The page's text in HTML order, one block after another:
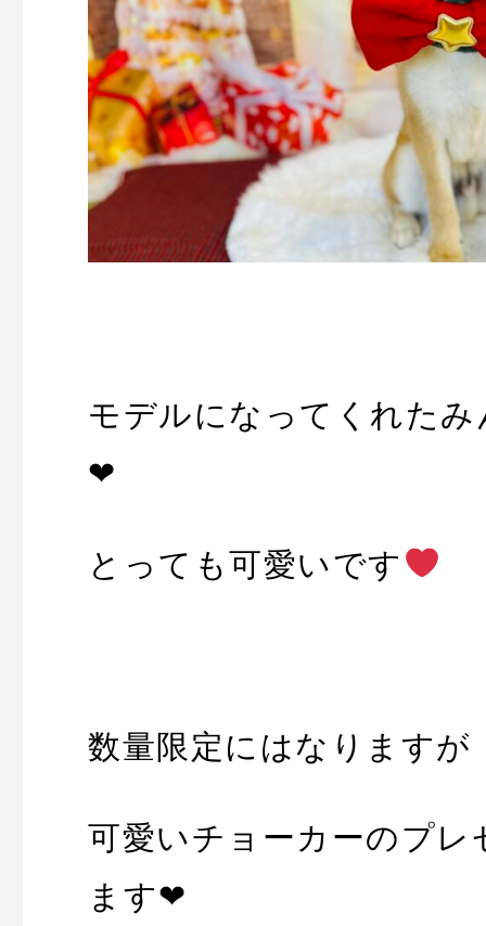
モデルになってくれた
❤︎
とっても可愛いです
数量限定にはなりますが
可愛いチョーカーのプレ
ます❤︎